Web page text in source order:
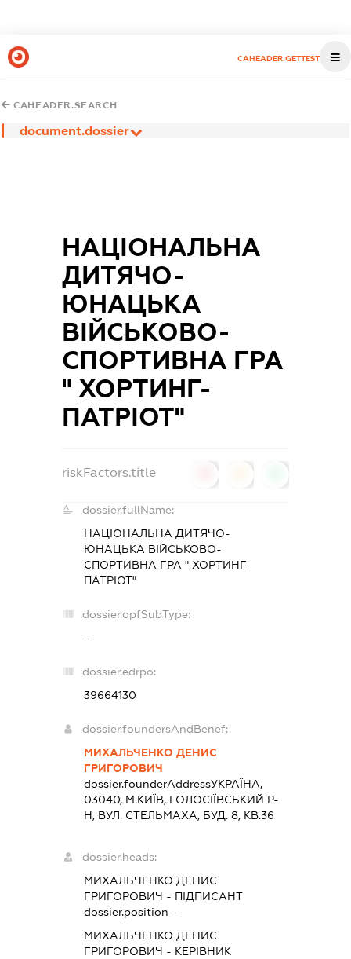
CAHEADER.GETTEST
CAHEADER.SEARCH
document.dossier
НАЦІОНАЛЬНА
ДИТЯЧО-
ЮНАЦЬКА
ВІЙСЬКОВО-
СПОРТИВНА ГРА
" ХОРТИНГ-
ПАТРІОТ"
riskFactors.title
dossier.fullName:
НАЦІОНАЛЬНА ДИТЯЧО-
ЮНАЦЬКА ВІЙСЬКОВО-
СПОРТИВНА ГРА " ХОРТИНГ-
ПАТРІОТ"
dossier.opfSubType:
-
dossier.edrpo:
39664130
dossier.foundersAndBenef:
МИХАЛЬЧЕНКО ДЕНИС
ГРИГОРОВИЧ
dossier.founderAddressУКРАЇНА,
03040, М.КИЇВ, ГОЛОСІЇВСЬКИЙ Р-
Н, ВУЛ. СТЕЛЬМАХА, БУД. 8, КВ.36
dossier.heads:
МИХАЛЬЧЕНКО ДЕНИС
ГРИГОРОВИЧ - ПІДПИСАНТ
dossier.position -
МИХАЛЬЧЕНКО ДЕНИС
ГРИГОРОВИЧ - КЕРІВНИК